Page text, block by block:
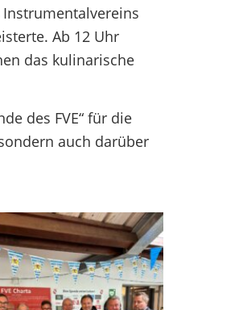
Instrumentalvereins
Ab 12 Uhr
das kulinarische
des FVE“ für die
auch darüber